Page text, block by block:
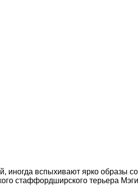
иногда вспыхивают ярко
стаффордширского терьера